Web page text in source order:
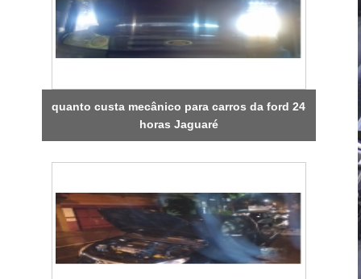
quanto custa mecânico para carros da ford 24
horas Jaguaré